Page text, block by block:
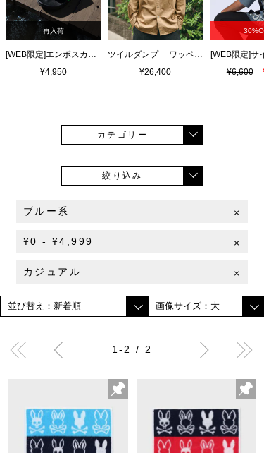
再入荷
[WEB限定]エンボスカラーロゴ シャワーサンダル
¥4,950
ツイルダンプ ワッペン刺繍ワッシャーシャツ
¥26,400
¥6,600
カテゴリー
絞り込み
ブルー系 ×
¥0 - ¥4,999 ×
カジュアル ×
1-2 / 2